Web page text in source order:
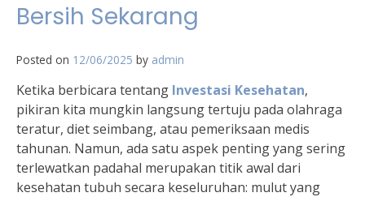
Bersih Sekarang
Posted on 12/06/2025 by admin
Ketika berbicara tentang Investasi Kesehatan,
pikiran kita mungkin langsung tertuju pada olahraga
teratur, diet seimbang, atau pemeriksaan medis
tahunan. Namun, ada satu aspek penting yang sering
terlewatkan padahal merupakan titik awal dari
kesehatan tubuh secara keseluruhan: mulut yang